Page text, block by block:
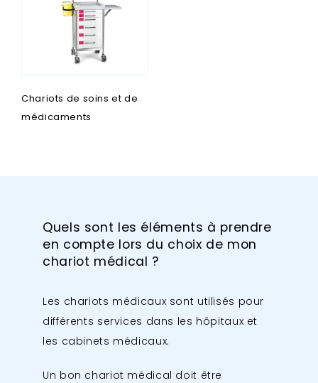
Chariots de soins et de
médicaments
Quels sont les éléments à prendre
en compte lors du choix de mon
chariot médical ?
Les chariots médicaux sont utilisés pour
différents services dans les hôpitaux et
les cabinets médicaux.
Un bon chariot médical doit être